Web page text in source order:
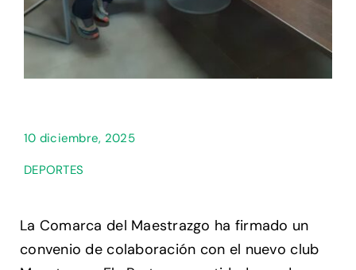
10 diciembre, 2025
DEPORTES
La Comarca del Maestrazgo ha firmado un
convenio de colaboración con el nuevo club